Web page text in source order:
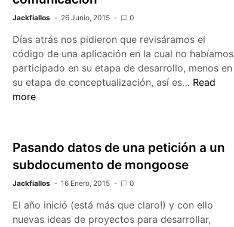
Jackfiallos 26 Junio, 2015 0
Días atrás nos pidieron que revisáramos el
código de una aplicación en la cual no habíamos
participado en su etapa de desarrollo, menos en
su etapa de conceptualización, así es… Mala
Read
more
Pasando datos de una petición a un
subdocumento de mongoose
Jackfiallos 16 Enero, 2015 0
El año inició (está más que claro!) y con ello
nuevas ideas de proyectos para desarrollar,